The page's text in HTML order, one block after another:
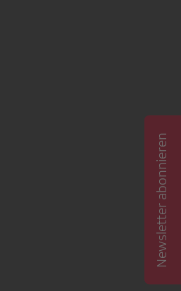
Newsletter abonnieren